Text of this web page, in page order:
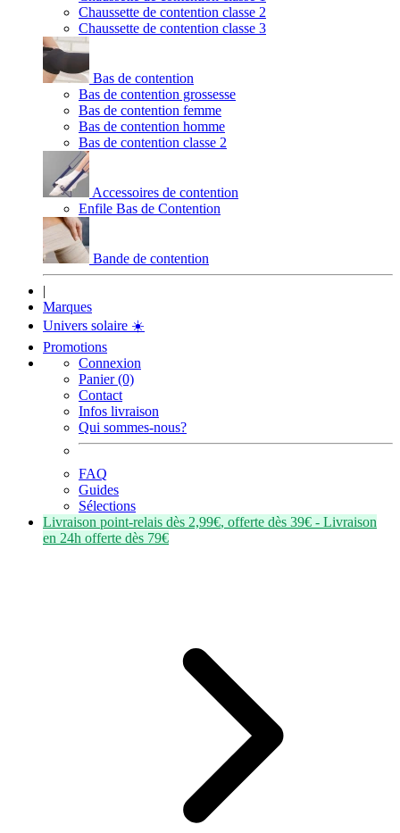
Chaussette de contention classe 2
Chaussette de contention classe 3
Bas de contention
Bas de contention grossesse
Bas de contention femme
Bas de contention homme
Bas de contention classe 2
Accessoires de contention
Enfile Bas de Contention
Bande de contention
|
Marques
Univers solaire ☀️
Promotions
Connexion
Panier (0)
Contact
Infos livraison
Qui sommes-nous?
FAQ
Guides
Sélections
Livraison point-relais dès 2,99€, offerte dès 39€ - Livraison
en 24h offerte dès 79€